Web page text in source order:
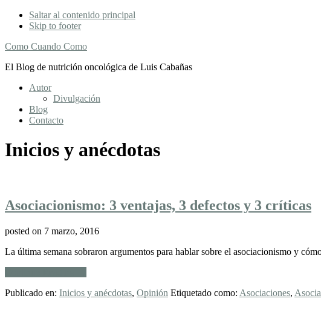
Saltar al contenido principal
Skip to footer
Como Cuando Como
El Blog de nutrición oncológica de Luis Cabañas
Autor
Divulgación
Blog
Contacto
Inicios y anécdotas
Asociacionismo: 3 ventajas, 3 defectos y 3 críticas
posted on 7 marzo, 2016
La última semana sobraron argumentos para hablar sobre el asociacionismo y
Asociacionismo:
Publicado en: Inicios y anécdotas, Opinión Etiquetado como: Asociaciones,